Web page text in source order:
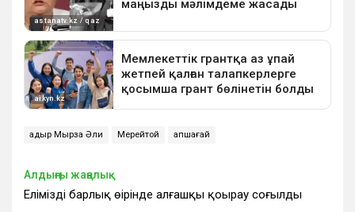
Қадыр Мырза Әли Мерейтой Қапшағай
Алдыңғы жаңалық
Еліміздің барлық өңірінде алғашқы қоңырау соғылды